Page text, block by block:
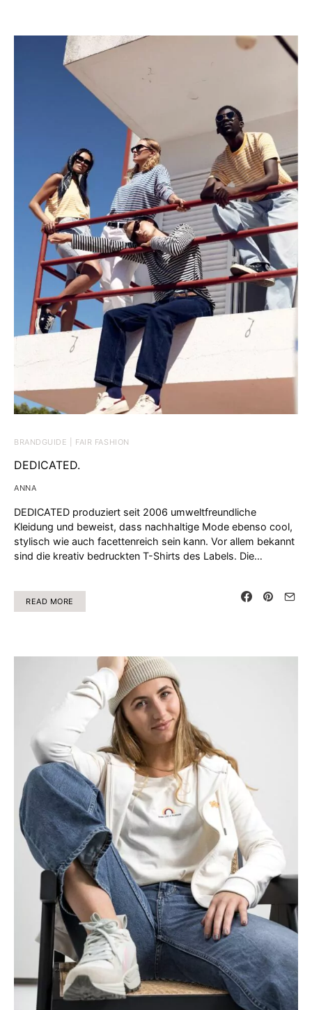
BRANDGUIDE | FAIR FASHION
DEDICATED.
ANNA
DEDICATED produziert seit 2006 umweltfreundliche
Kleidung und beweist, dass nachhaltige Mode ebenso cool,
stylisch wie auch facettenreich sein kann. Vor allem bekannt
sind die kreativ bedruckten T-Shirts des Labels. Die…
READ MORE